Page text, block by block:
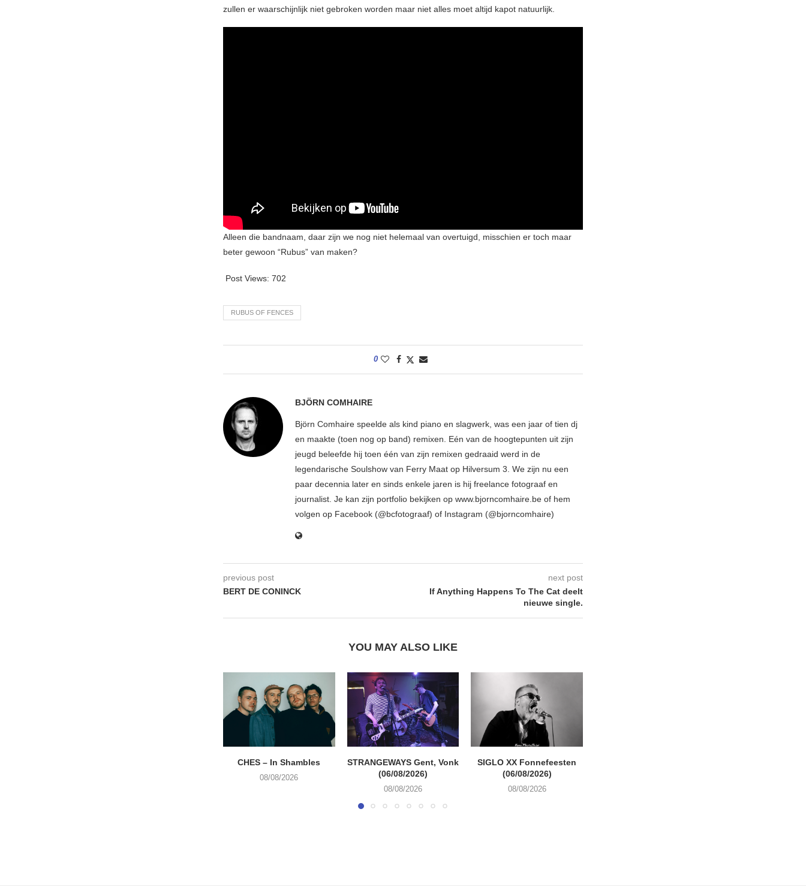
zullen er waarschijnlijk niet gebroken worden maar niet alles moet altijd kapot natuurlijk.
Alleen die bandnaam, daar zijn we nog niet helemaal van overtuigd, misschien er toch maar
beter gewoon “Rubus” van maken?
Post Views: 702
RUBUS OF FENCES
0
BJÖRN COMHAIRE
Björn Comhaire speelde als kind piano en slagwerk, was een jaar of tien dj
en maakte (toen nog op band) remixen. Eén van de hoogtepunten uit zijn
jeugd beleefde hij toen één van zijn remixen gedraaid werd in de
legendarische Soulshow van Ferry Maat op Hilversum 3. We zijn nu een
paar decennia later en sinds enkele jaren is hij freelance fotograaf en
journalist. Je kan zijn portfolio bekijken op www.bjorncomhaire.be of hem
volgen op Facebook (@bcfotograaf) of Instagram (@bjorncomhaire)
previous post
BERT DE CONINCK
next post
If Anything Happens To The Cat deelt
nieuwe single.
YOU MAY ALSO LIKE
CHES – In Shambles
08/08/2026
STRANGEWAYS Gent, Vonk
(06/08/2026)
08/08/2026
SIGLO XX Fonnefeesten
(06/08/2026)
08/08/2026